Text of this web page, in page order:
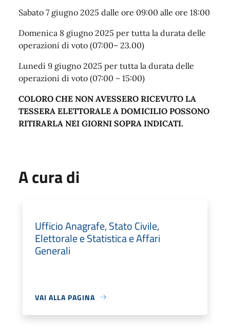
Sabato 7 giugno 2025 dalle ore 09:00 alle ore 18:00
Domenica 8 giugno 2025 per tutta la durata delle
operazioni di voto (07:00– 23.00)
Lunedì 9 giugno 2025 per tutta la durata delle
operazioni di voto (07:00 – 15:00)
COLORO CHE NON AVESSERO RICEVUTO LA
TESSERA ELETTORALE A DOMICILIO POSSONO
RITIRARLA NEI GIORNI SOPRA INDICATI.
A cura di
Ufficio Anagrafe, Stato Civile,
Elettorale e Statistica e Affari
Generali
VAI ALLA PAGINA